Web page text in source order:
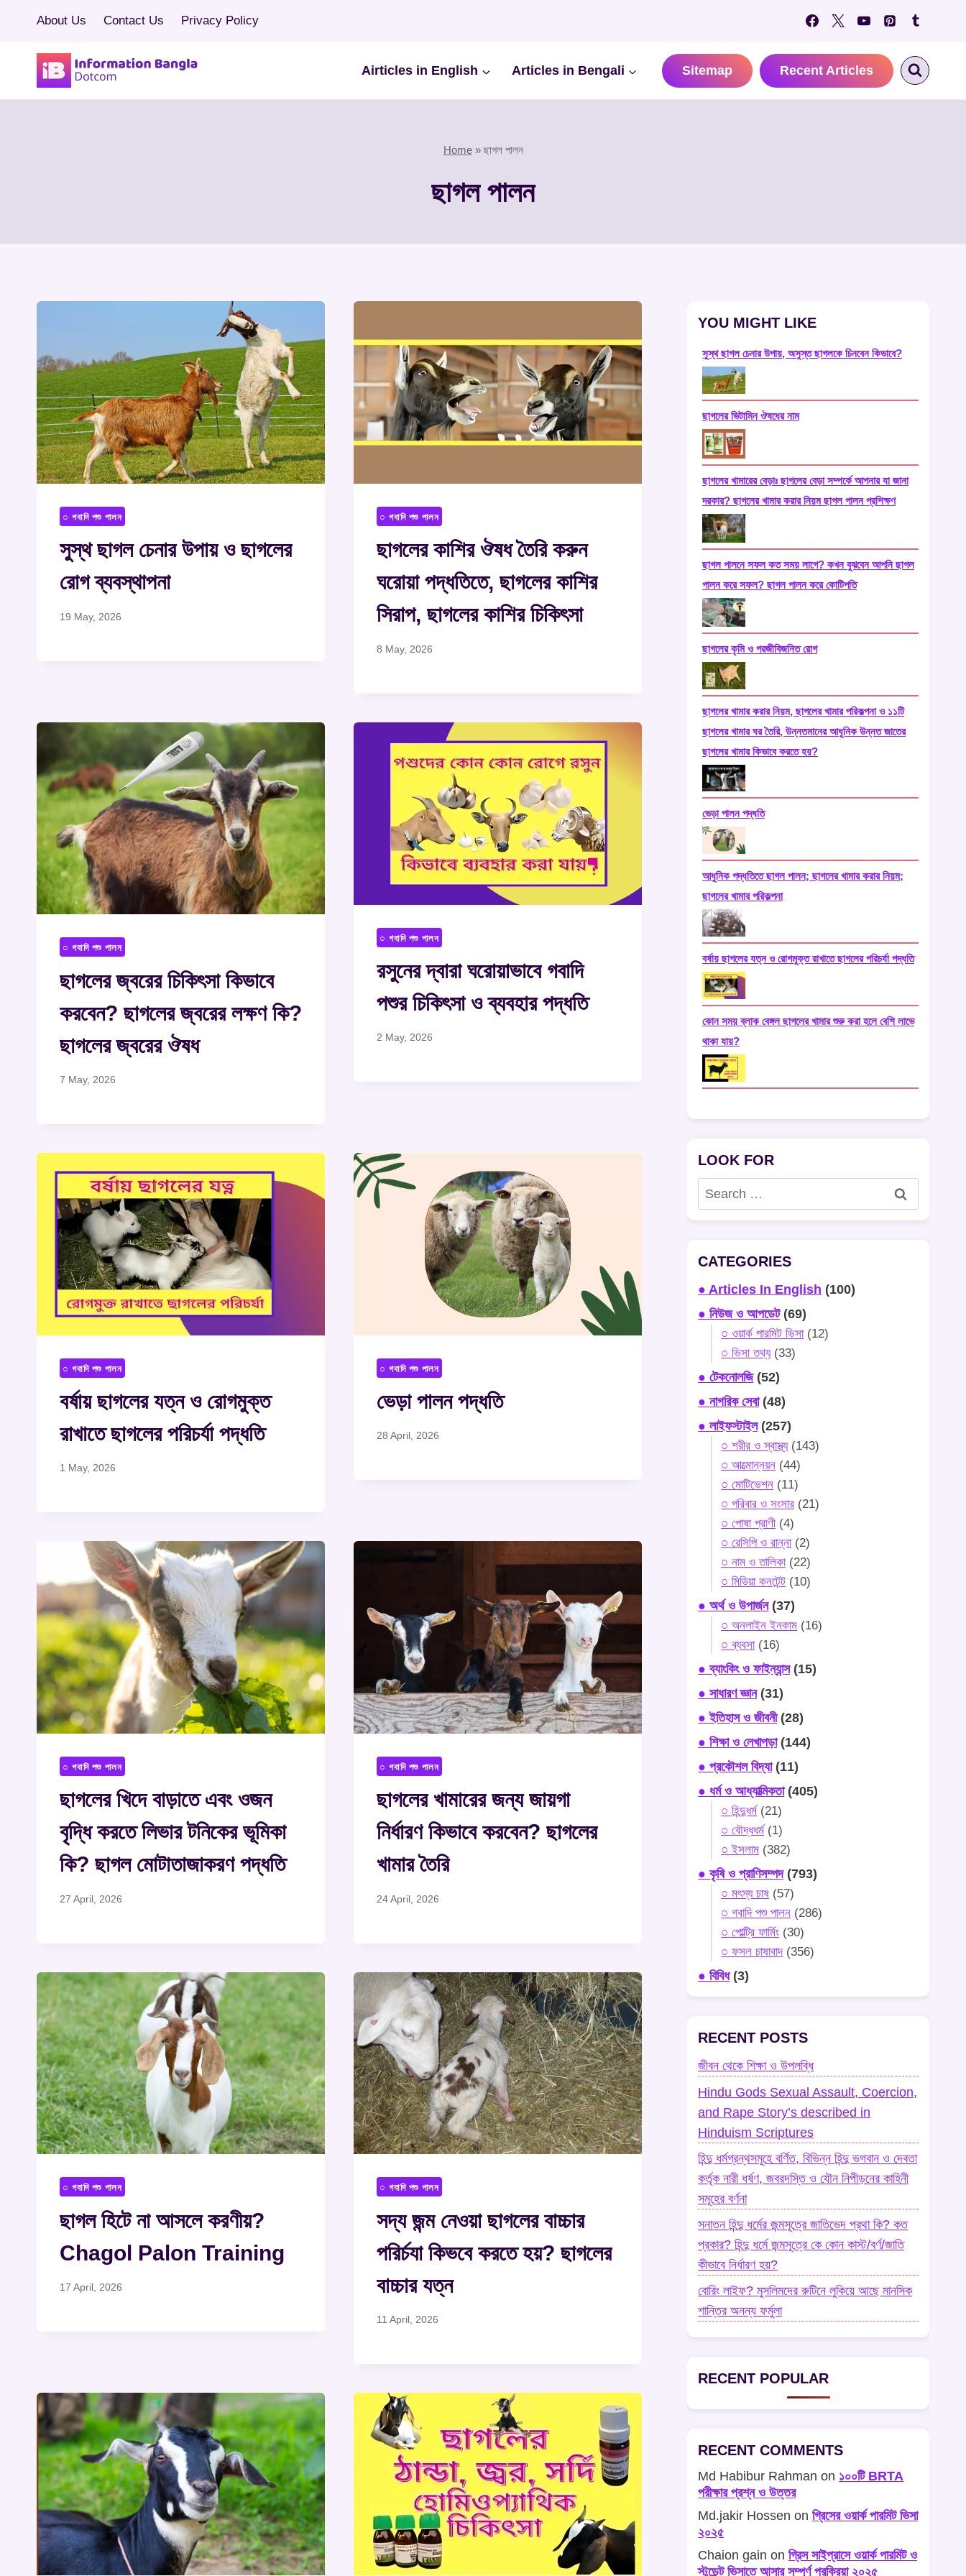
content
About Us Contact Us Privacy Policy
Airticles in English Articles in Bengali Sitemap Recent Articles
Home» ছাগল পালন
ছাগল পালন
○ গবাদি পশু পালন
সুস্থ ছাগল চেনার উপায় ও ছাগলের
রোগ ব্যবস্থাপনা
19 May, 2026
○ গবাদি পশু পালন
ছাগলের কাশির ঔষধ তৈরি করুন
ঘরোয়া পদ্ধতিতে, ছাগলের কাশির
সিরাপ, ছাগলের কাশির চিকিৎসা
8 May, 2026
○ গবাদি পশু পালন
ছাগলের জ্বরের চিকিৎসা কিভাবে
করবেন? ছাগলের জ্বরের লক্ষণ কি?
ছাগলের জ্বরের ঔষধ
7 May, 2026
○ গবাদি পশু পালন
রসুনের দ্বারা ঘরোয়াভাবে গবাদি
পশুর চিকিৎসা ও ব্যবহার পদ্ধতি
2 May, 2026
○ গবাদি পশু পালন
বর্ষায় ছাগলের যত্ন ও রোগমুক্ত
রাখাতে ছাগলের পরিচর্যা পদ্ধতি
1 May, 2026
○ গবাদি পশু পালন
ভেড়া পালন পদ্ধতি
28 April, 2026
○ গবাদি পশু পালন
ছাগলের খিদে বাড়াতে এবং ওজন
বৃদ্ধি করতে লিভার টনিকের ভূমিকা
কি? ছাগল মোটাতাজাকরণ পদ্ধতি
27 April, 2026
○ গবাদি পশু পালন
ছাগলের খামারের জন্য জায়গা
নির্ধারণ কিভাবে করবেন? ছাগলের
খামার তৈরি
24 April, 2026
○ গবাদি পশু পালন
ছাগল হিটে না আসলে করণীয়?
Chagol Palon Training
17 April, 2026
○ গবাদি পশু পালন
সদ্য জন্ম নেওয়া ছাগলের বাচ্চার
পরির্চযা কিভবে করতে হয়? ছাগলের
বাচ্চার যত্ন
11 April, 2026
YOU MIGHT LIKE
সুস্থ ছাগল চেনার উপায়, অসুস্ত ছাগলকে চিনবেন কিভাবে?
ছাগলের ভিটামিন ঔষধের নাম
ছাগলের খামারের বেড়াঃ ছাগলের বেড়া সম্পর্কে আপনার যা জানা
দরকার? ছাগলের খামার করার নিয়ম ছাগল পালন প্রশিক্ষণ
ছাগল পালনে সফল কত সময় লাগে? কখন বুঝবেন আপনি ছাগল
পালন করে সফল? ছাগল পালন করে কোটিপতি
ছাগলের কৃমি ও পরজীবিজনিত রোগ
ছাগলের খামার করার নিয়ম, ছাগলের খামার পরিকল্পনা ও ১১টি
ছাগলের খামার ঘর তৈরি, উন্নতমানের আধুনিক উন্নত জাতের
ছাগলের খামার কিভাবে করতে হয়?
ভেড়া পালন পদ্ধতি
আধুনিক পদ্ধতিতে ছাগল পালন; ছাগলের খামার করার নিয়ম;
ছাগলের খামার পরিকল্পনা
বর্ষায় ছাগলের যত্ন ও রোগমুক্ত রাখাতে ছাগলের পরিচর্যা পদ্ধতি
কোন সময় ব্লাক বেঙ্গল ছাগলের খামার শুরু করা হলে বেশি লাভে
থাকা যায়?
LOOK FOR
Search
for:
CATEGORIES
● Articles In English (100)
● নিউজ ও আপডেট(69)
○ ওয়ার্ক পারমিট ভিসা(12)
○ ভিসা তথ্য(33)
● টেকনোলজি(52)
● নাগরিক সেবা(48)
● লাইফস্টাইল(257)
○ শরীর ও স্বাস্থ্য(143)
○ আত্মোন্নয়ন (44)
○ মোটিভেশন (11)
○ পরিবার ও সংসার (21)
○ পোষা প্রাণী (4)
○ রেসিপি ও রান্না(2)
○ নাম ও তালিকা(22)
○ মিডিয়া কনটেন্ট (10)
● অর্থ ও উপার্জন(37)
○ অনলাইন ইনকাম (16)
○ ব্যবসা(16)
● ব্যাংকিং ও ফাইন্যান্স(15)
● সাধারণ জ্ঞান(31)
● ইতিহাস ও জীবনী(28)
● শিক্ষা ও লেখাপড়া(144)
● প্রকৌশল বিদ্যা(11)
● ধর্ম ও আধ্যাত্মিকতা(405)
○ হিন্দুধর্ম (21)
○ বৌদ্ধধর্ম (1)
○ ইসলাম (382)
● কৃষি ও প্রাণিসম্পদ(793)
○ মৎস্য চাষ (57)
○ গবাদি পশু পালন (286)
○ পোল্ট্রি ফার্মিং (30)
○ ফসল চাষাবাদ(356)
● বিবিধ(3)
RECENT POSTS
জীবন থেকে শিক্ষা ও উপলব্ধি
Hindu Gods Sexual Assault, Coercion,
and Rape Story’s described in
Hinduism Scriptures
হিন্দু ধর্মগ্রন্থসমূহে বর্ণিত, বিভিন্ন হিন্দু ভগবান ও দেবতা
কর্তৃক নারী ধর্ষণ, জবরদস্তি ও যৌন নিপীড়নের কাহিনী
সমূহের বর্ণনা
সনাতন হিন্দু ধর্মের জন্মসূত্রে জাতিভেদ প্রথা কি? কত
প্রকার? হিন্দু ধর্মে জন্মসূত্রে কে কোন কাস্ট/বর্ণ/জাতি
কীভাবে নির্ধারণ হয়?
বোরিং লাইফ? মুসলিমদের রুটিনে লুকিয়ে আছে মানসিক
শান্তির অনন্য ফর্মুলা
RECENT POPULAR
RECENT COMMENTS
Md Habibur Rahman on ১০০টি BRTA
পরীক্ষার প্রশ্ন ও উত্তর
Md.jakir Hossen onগ্রিসের ওয়ার্ক পারমিট ভিসা
২০২৫
Chaion gain onগ্রিস সাইপ্রাসে ওয়ার্ক পারমিট ও
স্টুডেন্ট ভিসাতে আসার সম্পূর্ণ প্রক্রিয়া ২০২৫